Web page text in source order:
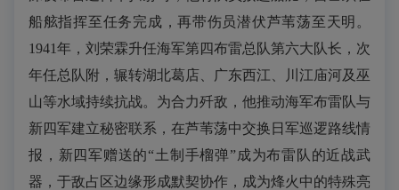
船舷指挥至任务完成，再带伤员潜伏芦苇荡至天明。
1941年，刘荣霖升任海军第四布雷总队第六大队长，次
年任总队附，辗转湖北葛店、广东西江、川江庙河及巫
山等水域持续抗战。为合力歼敌，他推动海军布雷队与
新四军建立秘密联系，在芦苇荡中交换日军巡逻路线情
报，新四军赠送的“土制手榴弹”成为布雷队的近战武
器，于敌占区边缘形成默契协作，成为烽火中的特殊亮